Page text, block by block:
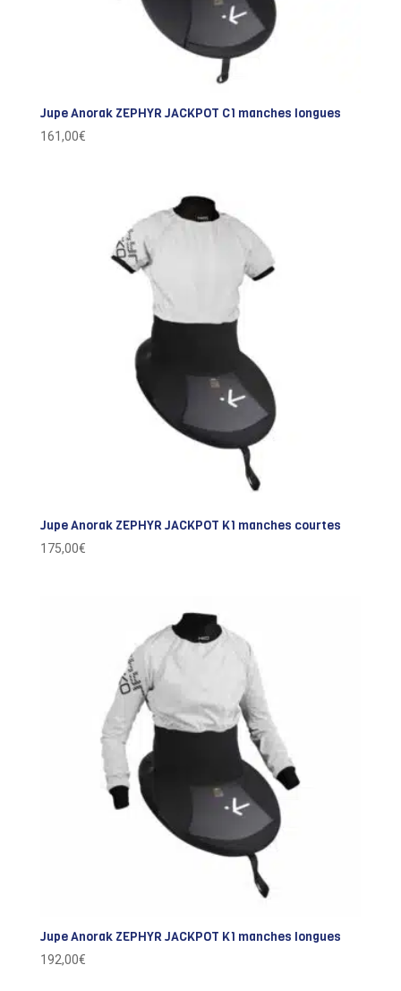
Jupe Anorak ZEPHYR JACKPOT C1 manches longues
161,00€
Jupe Anorak ZEPHYR JACKPOT K1 manches courtes
175,00€
Jupe Anorak ZEPHYR JACKPOT K1 manches longues
192,00€